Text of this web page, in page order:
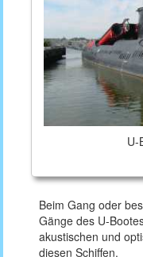
U-
Beim Gang oder
Gänge des U-
akustischen und
diesen Schiffen.